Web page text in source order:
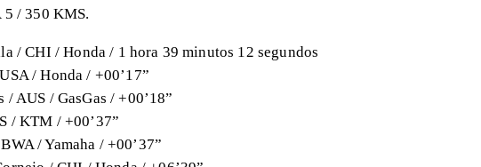
5 / 350 KMS.
/ CHI / Honda / 1 hora 39 minutos 12 segundos
/ Honda / +00’17”
/ AUS / GasGas / +00’18”
/ KTM / +00’37”
/ Yamaha / +00’37”